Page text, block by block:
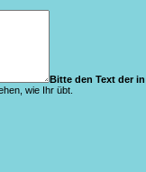
Bitte den Text der
wie Ihr übt.